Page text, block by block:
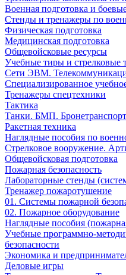
Военная подготовка и
Стенды и тренажеры по
Физическая подготовка
Медицинская подготовка
Общевойсковые ресурсы
Учебные тиры и стрелковые
Сети ЭВМ.
Специализированное
Тренажеры спецтехники
Тактика
Танки. БМП.
Ракетная техника
Наглядные пособия по
Стрелковое вооружение.
Общевойсковая подготовка
Пожарная безопасность
Лабораторные стенды
Тренажер пожаротушение
01. Системы пожарной
02. Пожарное оборудование
Наглядные пособия
Учебные программно-
безопасности
Экономика и
Деловые игры